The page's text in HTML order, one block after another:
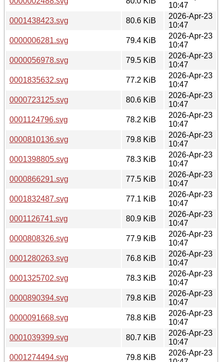
10:47
0001438423.svg
80.6 KiB
2026-Apr-23
10:47
0000006281.svg
79.4 KiB
2026-Apr-23
10:47
0000056978.svg
79.5 KiB
2026-Apr-23
10:47
0001835632.svg
77.2 KiB
2026-Apr-23
10:47
0000723125.svg
80.6 KiB
2026-Apr-23
10:47
0001124796.svg
78.2 KiB
2026-Apr-23
10:47
0000810136.svg
79.8 KiB
2026-Apr-23
10:47
0001398805.svg
78.3 KiB
2026-Apr-23
10:47
0000866291.svg
77.5 KiB
2026-Apr-23
10:47
0001832487.svg
77.1 KiB
2026-Apr-23
10:47
0001126741.svg
80.9 KiB
2026-Apr-23
10:47
0000808326.svg
77.9 KiB
2026-Apr-23
10:47
0001280263.svg
76.8 KiB
2026-Apr-23
10:47
0001325702.svg
78.3 KiB
2026-Apr-23
10:47
0000890394.svg
79.8 KiB
2026-Apr-23
10:47
0000091668.svg
78.8 KiB
2026-Apr-23
10:47
0001039399.svg
80.7 KiB
2026-Apr-23
10:47
0001274494.svg
79.8 KiB
2026-Apr-23